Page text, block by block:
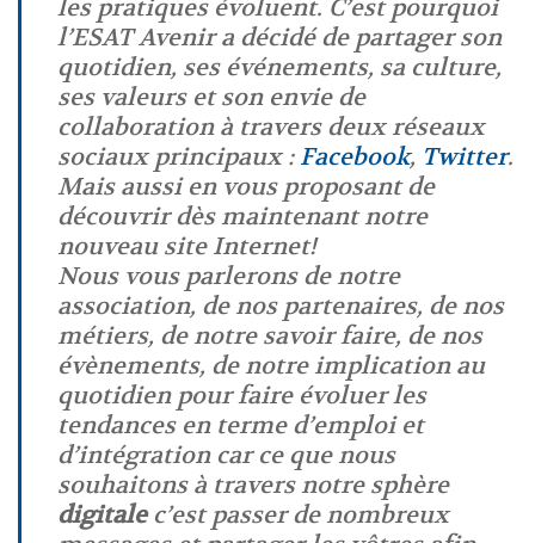
les pratiques évoluent. C’est pourquoi
l’ESAT Avenir a décidé de partager son
quotidien, ses événements, sa culture,
ses valeurs et son envie de
collaboration à travers deux réseaux
sociaux principaux : Facebook, Twitter.
Mais aussi en vous proposant de
découvrir dès maintenant notre
nouveau site Internet!
Nous vous parlerons de notre
association, de nos partenaires, de nos
métiers, de notre savoir faire, de nos
évènements, de notre implication au
quotidien pour faire évoluer les
tendances en terme d’emploi et
d’intégration car ce que nous
souhaitons à travers notre sphère
digitalec’est passer de nombreux